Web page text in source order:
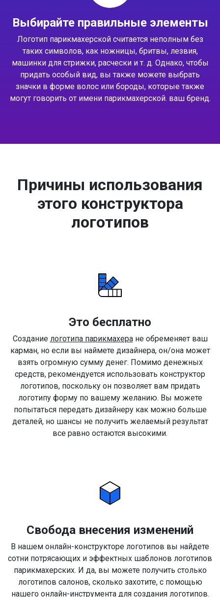
Выбирайте правильные элементы
Логотип парикмахерской считается неполным без
таких символов, как ножницы, бритвы, лезвия,
машинки для стрижки, расчески и т. д. Однако, чтобы
придать особый вид, вы также можете выбрать
значки в форме волос или бороды, которые также
могут говорить от имени парикмахерской. ваш бренд.
Причины использования
этого конструктора
логотипов
Это бесплатно
Создание логотипа парикмахеране обременяет ваш
карман, но если вы наймете дизайнера, он/она может
взять огромную сумму денег. Помимо денежных
средств, рекомендуется использовать конструктор
логотипов, поскольку он позволяет вам придать
логотипу форму по вашему желанию. Вы можете
попытаться передать дизайнеру как можно больше
деталей, но шансы не получить желаемый результат
все равно остаются высокими.
Свобода внесения изменений
В нашем онлайн-конструкторе логотипов вы найдете
сотни потрясающих и эффектных шаблонов логотипов
парикмахерских. И да, вы можете получить столько
логотипов салонов, сколько захотите, с помощью
нашего онлайн-инструмента для создания логотипов.